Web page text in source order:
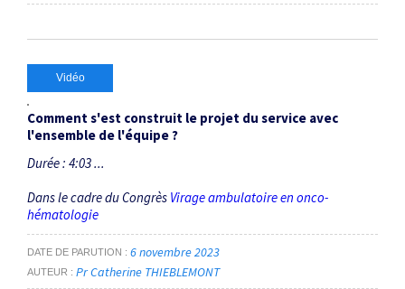
Vidéo
Comment s'est construit le projet du service avec
l'ensemble de l'équipe ?
Durée : 4:03 ...
Dans le cadre du Congrès Virage ambulatoire en onco-
hématologie
DATE DE PARUTION 6 novembre 2023
AUTEUR Pr Catherine THIEBLEMONT